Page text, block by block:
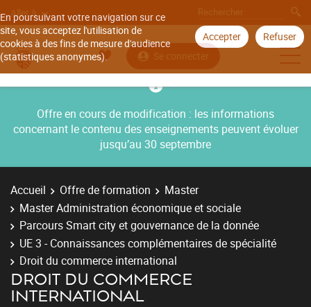
En poursuivant votre navigation sur ce
site, vous acceptez l'utilisation de
cookies à des fins de mesure d'audience
(statistiques anonymes).
Accepter Refuser
Aller à
Se connecter
Offre en cours de modification : les informations
concernant le contenu des enseignements peuvent évoluer
jusqu’au 30 septembre
Accueil Offre de formation
Master
Master Administration économique et sociale
Parcours Smart city et gouvernance de la donnée
UE 3 - Connaissances complémentaires de spécialité
Droit du commerce international
DROIT DU COMMERCE
INTERNATIONAL